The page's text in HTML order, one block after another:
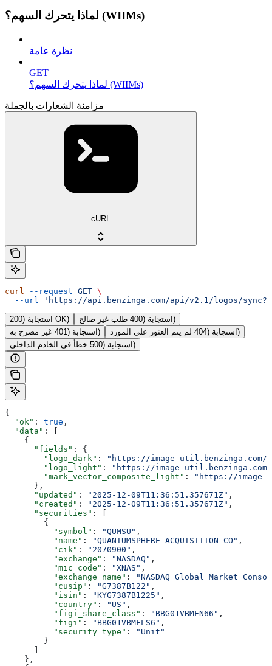
لماذا يتحرك السهم؟ (WIIMs)
نظرة عامة
GET
لماذا يتحرك السهم؟ (WIIMs)
مزامنة الشعارات بالجملة
cURL
curl --request GET \
  --url
'https://api.benzinga.com/api/v2.1/logos/
استجابة (200 OK)
استجابة (400 طلب غير صالح)
استجابة (401 غير مصرح به)
استجابة (404 لم يتم العثور على المورد)
استجابة (500 خطأ في الخادم الداخلي)
{
  "ok"
: true ,
  "data"
: [
    {
      "fields"
: {
        "logo_dark"
:
"https://image-util.benzinga.com/
        "logo_light"
:
"https://image-util.benzinga.com/
        "mark_vector_composite_light"
:
"https://image-
      },
      "updated"
: "2025-12-09T11:36:51.357671Z" ,
      "created"
: "2025-12-09T11:36:51.357671Z" ,
      "securities"
: [
        {
          "symbol"
: "QUMSU" ,
          "name"
: "QUANTUMSPHERE ACQUISITION CO" ,
          "cik"
: "2070900" ,
          "exchange"
: "NASDAQ" ,
          "mic_code"
: "XNAS" ,
          "exchange_name"
:
"NASDAQ Global Market
          "cusip"
: "G7387B122" ,
          "isin"
: "KYG7387B1225" ,
          "country"
: "US" ,
          "figi_share_class"
: "BBG01VBMFN66" ,
          "figi"
: "BBG01VBMFLS6" ,
          "security_type"
:
"Unit"
        }
    },